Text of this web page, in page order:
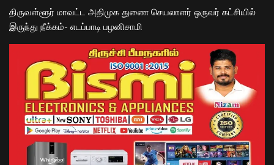
திருவள்ளூர் மாவட்ட அதிமுக துணை செயலாளர் ஒருவர் கட்சியில்
இருந்து நீக்கம்- எடப்பாடி பழனிசாமி